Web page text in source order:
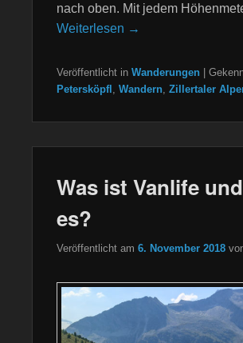
nach oben. Mit jedem
Weiterlesen →
Veröffentlicht in Wanderungen
Petersköpfl
Wandern Zillertaler
Was ist Vanlife
es?
Veröffentlicht am 6. November 2018